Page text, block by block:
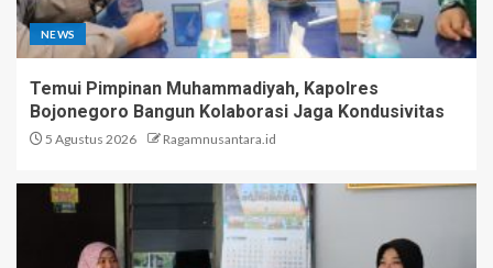
NEWS
Temui Pimpinan Muhammadiyah, Kapolres
Bojonegoro Bangun Kolaborasi Jaga Kondusivitas
5 Agustus 2026 Ragamnusantara.id